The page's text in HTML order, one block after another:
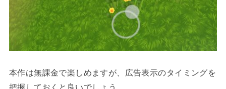
本作は無課金で楽しめますが、広告表示のタイミングを
把握しておくと良いでしょう。